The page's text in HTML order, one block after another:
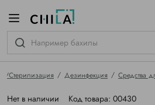
Стерилизация Дезинфекция Средства
Нет в наличии Код товара: 00430
гамме